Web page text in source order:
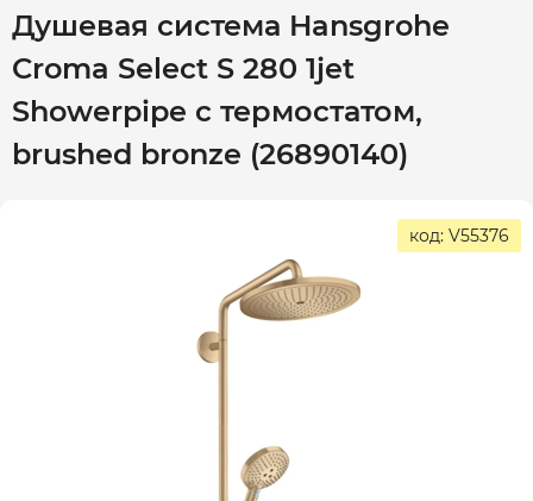
Душевая система Hansgrohe
Croma Select S 280 1jet
Showerpipe с термостатом,
brushed bronze (26890140)
код: V55376